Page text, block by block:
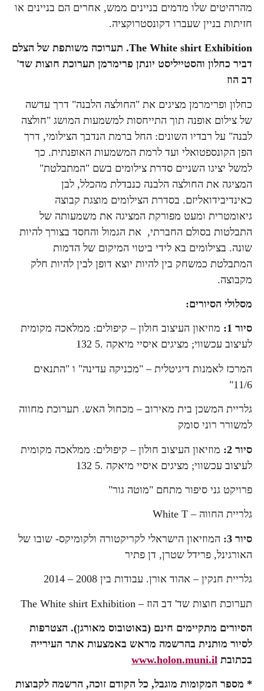
מהרהיטים שלו מדמים בניינים ממש, אחרים הם בניינים או
חזיתות בניין שעברו דקונסטרוקציה.
The White shirt Exhibition. תערוכה משותפת של הצלם
דביר כחלון והסטייליסט יונתן פרימרמן תערוכת חוצות שד'
דב הוז
כחלון ופרימרמן מציגים את "החולצה הלבנה" דרך עדשה
של צילום אופנה תוך התייחסות למשמעות המושג "חולצה
לבנה" על רבדיו השונים: החל ברמת הנדבך הצילומי, דרך
הפן הקונספטואלי ועד לרמת המשמעות האופנתית. כך
למשל יציגו השניים סדרת צילומים בשם "המתבלטת"
המציגה את החולצה הלבנה כנבדלת מהכלל, לבן
כאינדיבידואליזם. בסדרת הצילומים מוצגת קבוצה
גיאומטרית ומעט מפורקת המציגה את משמעותה של
התבלטות בסולם החברתי, את הגמול והחסד בצורך להיות
שונה. בצילומים בא לידי ביטוי המיקום של הדמות
המתבלטת כמשחק בין להיות יוצא דופן לבין להיות חלק
מקבוצה.
מסלולי הסיורים:
סיור 1:
מוזיאון העיצוב חולון – קיפולים: ממלאכה מקומית
לעיצוב עכשווי; מציגים איסיי מיאקה .5 132
המרכז לאמנות דיגיטלית – "מכניקה עדינה" ו "התנאים
11/6"
גלריית המשכן בית מאירוב – מכחול האש. תערוכת מחווה
למשורר רוני סומק
סיור 2:
מוזיאון העיצוב חולון – קיפולים: ממלאכה מקומית
לעיצוב עכשווי; מציגים איסיי מיאקה .5 132
פרויקט גני סיפור מתחם "מוטה גור"
גלריית החווה – White T
סיור 3:
המוזיאון הישראלי לקריקטורה ולקומיקס- שובו של
האורגינל, פרידל שטרן, דן פתיר
גלריית חנקין – אהוד אורן. עבודות בין 2008 – 2014
תערוכת חוצות שד' דב הוז – The White shirt Exhibition
הסיורים מתקיימים חינם (באוטובוס מאורגן). הצטרפות
לסיור מותנית בהרשמה מראש באמצעות אתר העירייה
בכתובת www.holon.muni.il
* מספר המקומות מוגבל, כל הקודם זוכה, הרשמה לקבוצות